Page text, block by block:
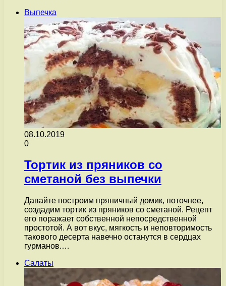
Выпечка
08.10.2019
0
Тортик из пряников со
сметаной без выпечки
Давайте построим пряничный домик, поточнее,
создадим тортик из пряников со сметаной. Рецепт
его поражает собственной непосредственной
простотой. А вот вкус, мягкость и неповторимость
такового десерта навечно останутся в сердцах
гурманов.…
Салаты